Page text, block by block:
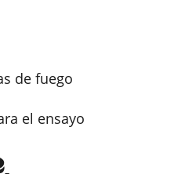
de fuego
el ensayo